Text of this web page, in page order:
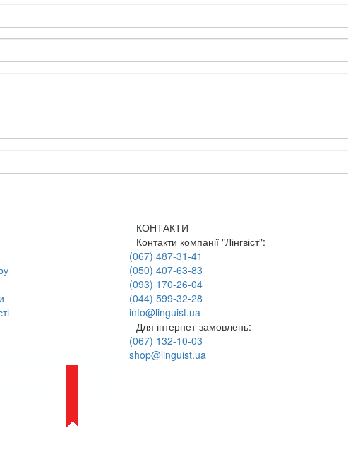
КОНТАКТИ
Контакти компанії "Лінгвіст":
(067) 487-31-41
(050) 407-63-83
(093) 170-26-04
(044) 599-32-28
info@linguist.ua
Для інтернет-замовлень:
(067) 132-10-03
shop@linguist.ua